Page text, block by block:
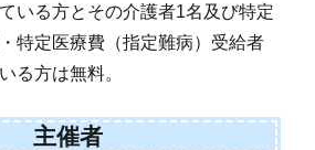
いる方とその介護者1名及び特定
特定医療費（指定難病）受給者
る方は無料。
主催者